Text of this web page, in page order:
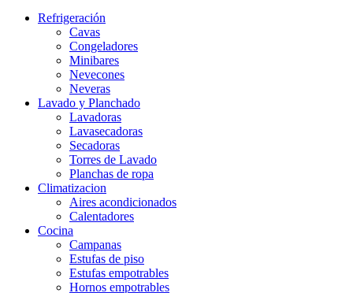
Refrigeración
Cavas
Congeladores
Minibares
Nevecones
Neveras
Lavado y Planchado
Lavadoras
Lavasecadoras
Secadoras
Torres de Lavado
Planchas de ropa
Climatizacion
Aires acondicionados
Calentadores
Cocina
Campanas
Estufas de piso
Estufas empotrables
Hornos empotrables